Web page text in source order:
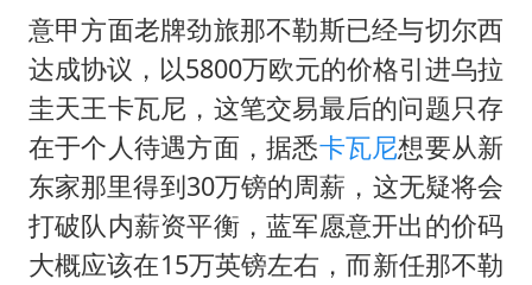
意甲方面老牌劲旅那不勒斯已经与切尔西
达成协议，以5800万欧元的价格引进乌拉
圭天王卡瓦尼，这笔交易最后的问题只存
在于个人待遇方面，据悉卡瓦尼想要从新
东家那里得到30万镑的周薪，这无疑将会
打破队内薪资平衡，蓝军愿意开出的价码
大概应该在15万英镑左右，而新任那不勒